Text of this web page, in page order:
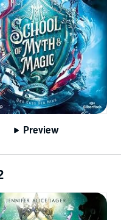
Preview